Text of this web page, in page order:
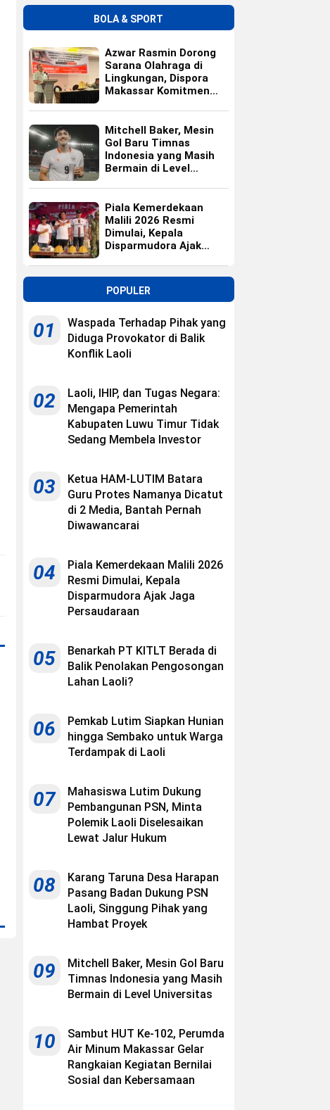
BOLA & SPORT
Azwar Rasmin Dorong
Sarana Olahraga di
Lingkungan, Dispora
Makassar Komitmen
Mitchell Baker, Mesin
Gol Baru Timnas
Indonesia yang Masih
Bermain di Level
Piala Kemerdekaan
Malili 2026 Resmi
Dimulai, Kepala
Disparmudora Ajak
POPULER
01
Waspada Terhadap Pihak yang
Diduga Provokator di Balik
Konflik Laoli
02
Laoli, IHIP, dan Tugas Negara:
Mengapa Pemerintah
Kabupaten Luwu Timur Tidak
Sedang Membela Investor
03
Ketua HAM-LUTIM Batara
Guru Protes Namanya Dicatut
di 2 Media, Bantah Pernah
Diwawancarai
04
Piala Kemerdekaan Malili 2026
Resmi Dimulai, Kepala
Disparmudora Ajak Jaga
Persaudaraan
05
Benarkah PT KITLT Berada di
Balik Penolakan Pengosongan
Lahan Laoli?
06
Pemkab Lutim Siapkan Hunian
hingga Sembako untuk Warga
Terdampak di Laoli
07
Mahasiswa Lutim Dukung
Pembangunan PSN, Minta
Polemik Laoli Diselesaikan
Lewat Jalur Hukum
08
Karang Taruna Desa Harapan
Pasang Badan Dukung PSN
Laoli, Singgung Pihak yang
Hambat Proyek
09
Mitchell Baker, Mesin Gol Baru
Timnas Indonesia yang Masih
Bermain di Level Universitas
10
Sambut HUT Ke-102, Perumda
Air Minum Makassar Gelar
Rangkaian Kegiatan Bernilai
Sosial dan Kebersamaan